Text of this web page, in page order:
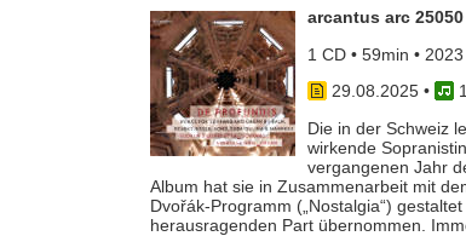
arcantus arc 25050
1 CD • 59min • 2023
29.08.2025•
Die in der Schweiz
wirkende
vergangenen Jahr
Album hat sie in Zusammenarbeit mit
Dvořák-Programm („Nostalgia“)
herausragenden Part übernommen.